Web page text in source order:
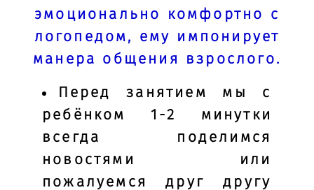
эмоционально комфортно с
логопедом, ему импонирует
манера общения взрослого.
Перед занятием мы с
ребёнком 1-2 минутки
всегда поделимся
новостями или
пожалуемся друг другу